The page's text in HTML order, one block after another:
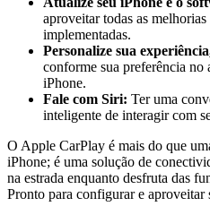
aproveitar todas as
implementadas.
Personalize sua
conforme sua preferência
iPhone.
Fale com Siri: Ter uma
inteligente de interagir com
O Apple CarPlay é mais do que
iPhone; é uma solução de
na estrada enquanto desfruta das
Pronto para configurar e aproveitar